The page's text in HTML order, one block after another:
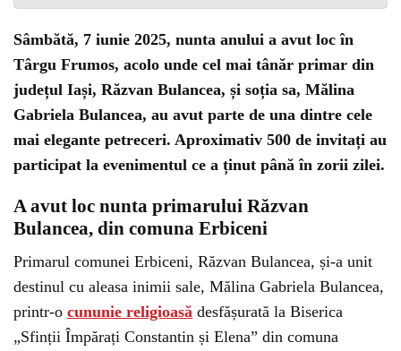
Sâmbătă, 7 iunie 2025, nunta anului a avut loc în
Târgu Frumos, acolo unde cel mai tânăr primar din
județul Iași, Răzvan Bulancea, și soția sa, Mălina
Gabriela Bulancea, au avut parte de una dintre cele
mai elegante petreceri. Aproximativ 500 de invitați au
participat la evenimentul ce a ținut până în zorii zilei.
A avut loc nunta primarului Răzvan
Bulancea, din comuna Erbiceni
Primarul comunei Erbiceni, Răzvan Bulancea, și-a unit
destinul cu aleasa inimii sale, Mălina Gabriela Bulancea,
printr-o cununie religioasă desfășurată la Biserica
„Sfinții Împărați Constantin și Elena” din comuna